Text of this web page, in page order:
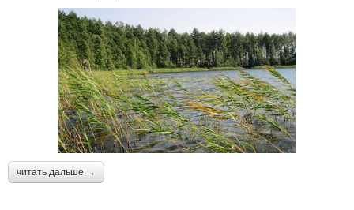
читать дальше →